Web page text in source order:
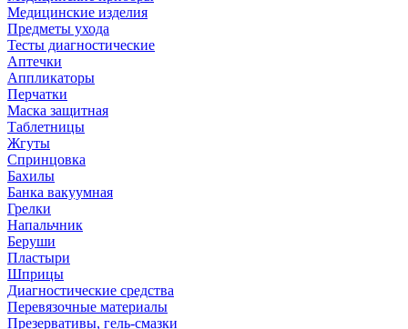
Медицинские изделия
Предметы ухода
Тесты диагностические
Аптечки
Аппликаторы
Перчатки
Маска защитная
Таблетницы
Жгуты
Спринцовка
Бахилы
Банка вакуумная
Грелки
Напальчник
Беруши
Пластыри
Шприцы
Диагностические средства
Перевязочные материалы
Презервативы, гель-смазки